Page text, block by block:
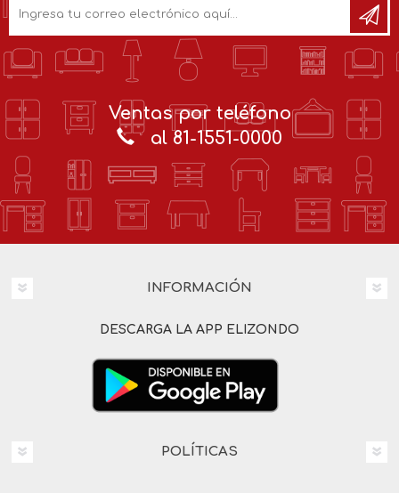
Ventas por teléfono
al 81-1551-0000
INFORMACIÓN
DESCARGA LA APP ELIZONDO
POLÍTICAS